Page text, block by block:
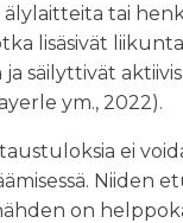
tai
lisäsivät
säilyttivät
ym., 2022).
ei
Niiden
on